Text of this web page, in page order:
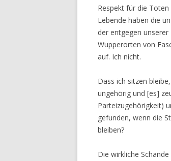
Respekt für die
Lebende haben die
der entgegen
Wupperorten von
auf. Ich nicht.
Dass ich sitzen
ungehörig und [es]
Parteizugehörigkeit)
gefunden, wenn die
bleiben?
Die wirkliche